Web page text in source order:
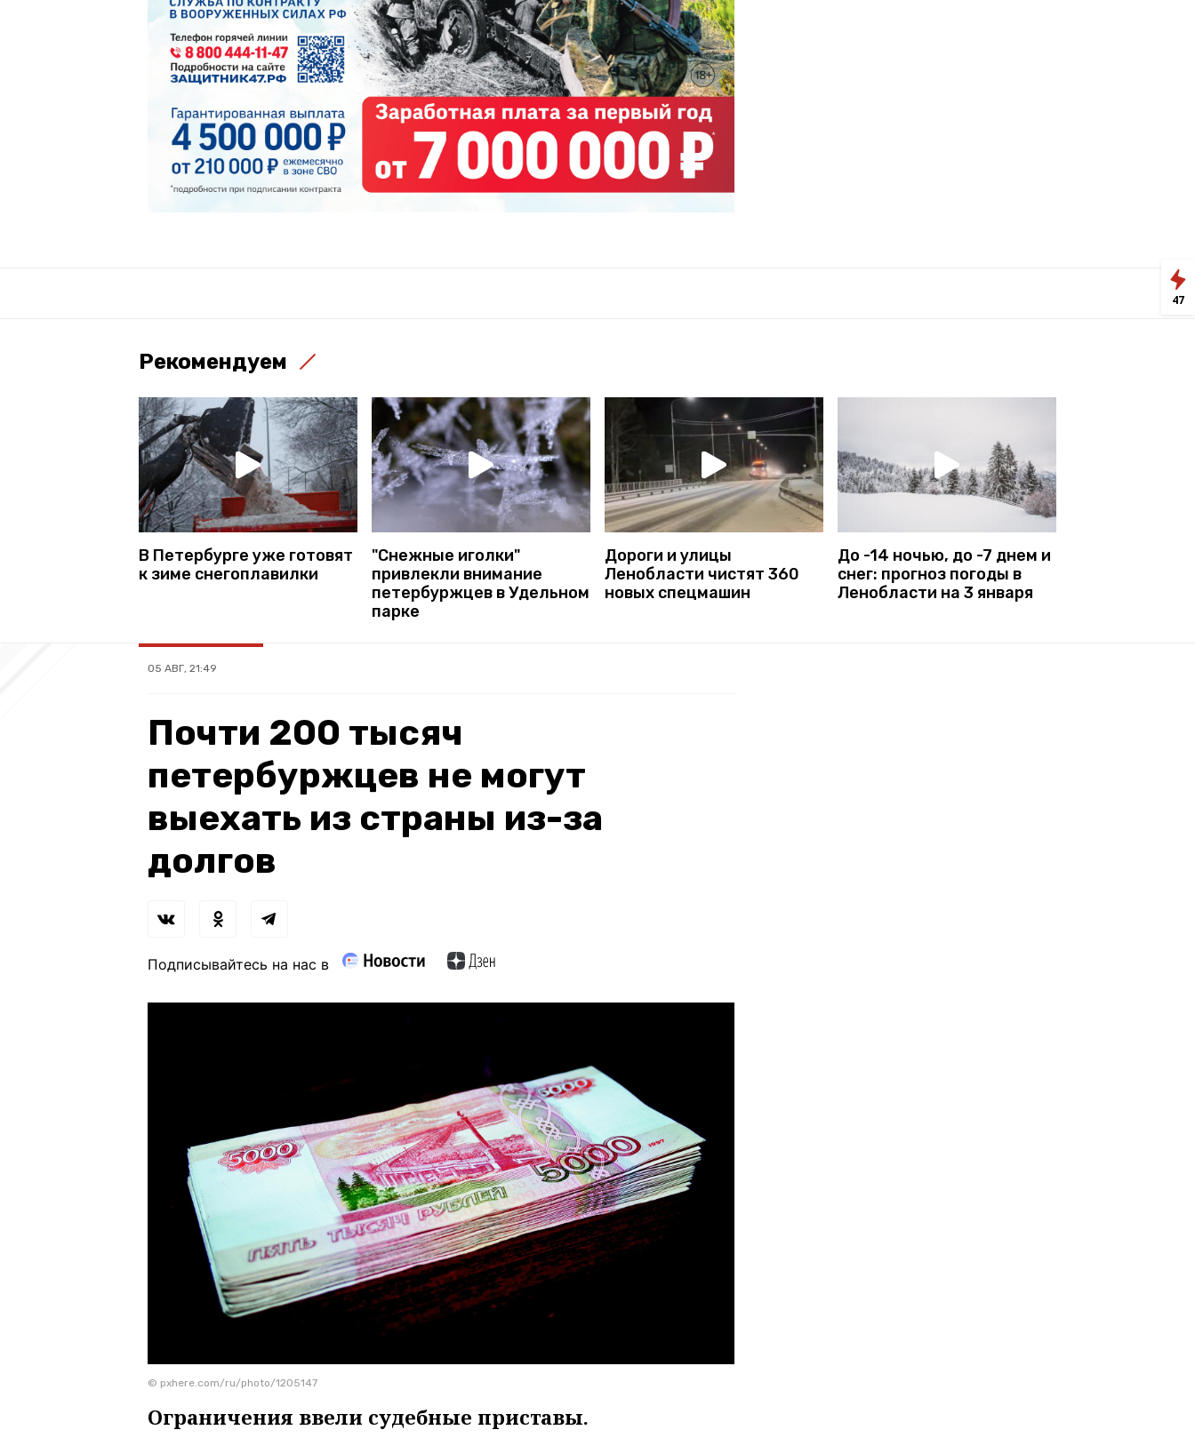
Рекомендуем
В Петербурге уже готовят
к зиме снегоплавилки
"Снежные иголки"
привлекли внимание
петербуржцев в Удельном
парке
Дороги и улицы
Ленобласти чистят 360
новых спецмашин
До -14 ночью, до -7 днем и
снег: прогноз погоды в
Ленобласти на 3 января
05 АВГ, 21:49
Почти 200 тысяч
петербуржцев не могут
выехать из страны из-за
долгов
Подписывайтесь на нас в
© pxhere.com/ru/photo/1205147
Ограничения ввели судебные приставы.
47